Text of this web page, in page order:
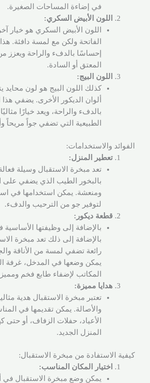
في إضاءة المساحات الصغيرة.
اللون الأبيض السكري:
اللون الأبيض السكري هو خيار
الفاتحة ولكن مع لمسة دافئة.
إحساسًا بالدفء والراحة ويعزز
المعتق أو السادة.
اللون البيج:
كذلك اللون البيج هو لون
ألوان الديكور الأخرى. يضفي
بالدفء والراحة، ويعد خيارًا
الطبيعية التي تضفي جواً مريحاً
الفوائد والاستخدامات:
تعطير المنزل:
تعد مبخرة الاستقبال وسيلة
بالبخور الطيب الذي يضفي على
ومنعشة. يمكن استخدامها في
لتوفير جو من الترحيب والدفء.
قطعة ديكور:
بالإضافة إلى وظيفتها الأساسية
بالإضافة إلى ذلك تعد مبخرة
رائعة تضفي لمسة من الأناقة
يمكن وضعها في المدخل، غرفة
المكاتب لإضفاء طابع فخم
هدايا مميزة:
تعتبر مبخرة الاستقبال هدية
والأصالة. يمكن تقديمها في
الأعياد، حفلات الزفاف، أو
المنزل الجديد.
كيفية الاستفادة من مبخرة الاستقبال:
اختيار المكان المناسب:
يمكن وضع مبخرة الاستقبال في